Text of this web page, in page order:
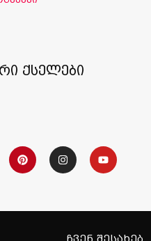
ქსელები